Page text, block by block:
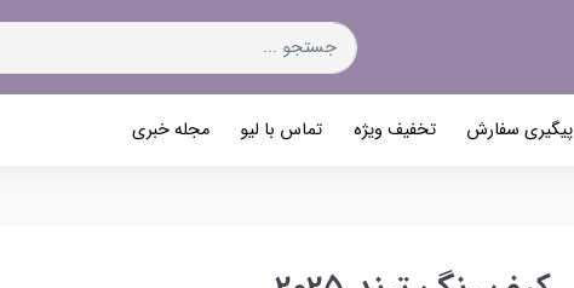
پیگیری سفارش تخفیف ویژه تماس با لیو مجله خبری